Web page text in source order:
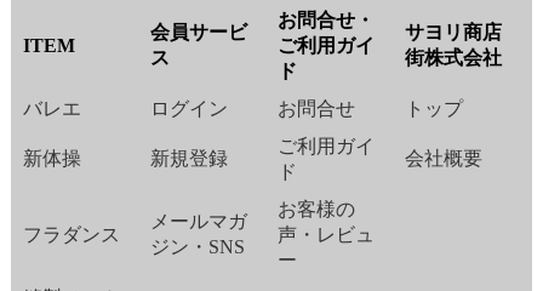
ITEM
会員サービ
ス
お問合せ・
ご利用ガイ
ド
サヨリ商店
街株式会社
バレエ ログイン お問合せ トップ
新体操 新規登録
ご利用ガイ
ド
会社概要
フラダンス
メールマガ
ジン・SNS
お客様の
声・レビュ
ー